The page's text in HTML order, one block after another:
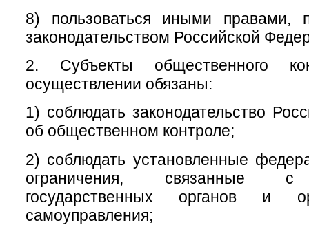
8) пользоваться иными правами,
законодательством Российской
2. Субъекты общественного
осуществлении обязаны:
1) соблюдать законодательство
об общественном контроле;
2) соблюдать установленные
ограничения, связанные с
государственных органов и
самоуправления;